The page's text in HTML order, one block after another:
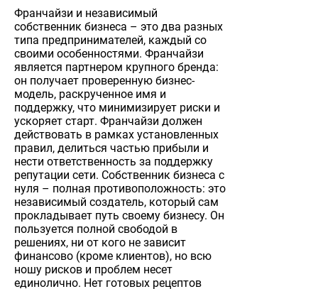
Франчайзи и независимый
собственник бизнеса – это два разных
типа предпринимателей, каждый со
своими особенностями. Франчайзи
является партнером крупного бренда:
он получает проверенную бизнес-
модель, раскрученное имя и
поддержку, что минимизирует риски и
ускоряет старт. Франчайзи должен
действовать в рамках установленных
правил, делиться частью прибыли и
нести ответственность за поддержку
репутации сети. Собственник бизнеса с
нуля – полная противоположность: это
независимый создатель, который сам
прокладывает путь своему бизнесу. Он
пользуется полной свободой в
решениях, ни от кого не зависит
финансово (кроме клиентов), но всю
ношу рисков и проблем несет
единолично. Нет готовых рецептов